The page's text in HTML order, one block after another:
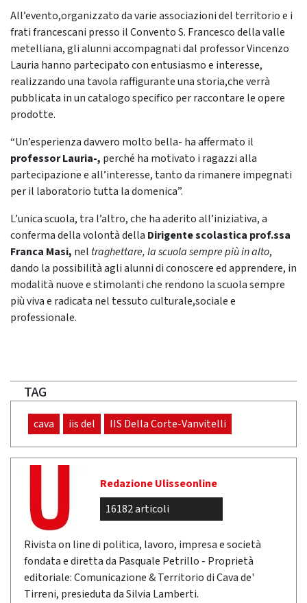
All’evento,organizzato da varie associazioni del territorio e i
frati francescani presso il Convento S. Francesco della valle
metelliana, gli alunni accompagnati dal professor Vincenzo
Lauria hanno partecipato con entusiasmo e interesse,
realizzando una tavola raffigurante una storia,che verrà
pubblicata in un catalogo specifico per raccontare le opere
prodotte.
“Un’esperienza davvero molto bella- ha affermato il
professor Lauria-, perché ha motivato i ragazzi alla
partecipazione e all’interesse, tanto da rimanere impegnati
per il laboratorio tutta la domenica”.
L’unica scuola, tra l’altro, che ha aderito all’iniziativa, a
conferma della volontà della Dirigente scolastica prof.ssa
Franca Masi, nel traghettare, la scuola sempre più in alto,
dando la possibilità agli alunni di conoscere ed apprendere, in
modalità nuove e stimolanti che rendono la scuola sempre
più viva e radicata nel tessuto culturale,sociale e
professionale.
TAG
cava iis del IIS Della Corte-Vanvitelli
Redazione Ulisseonline
16182 articoli
Rivista on line di politica, lavoro, impresa e società
fondata e diretta da Pasquale Petrillo - Proprietà
editoriale: Comunicazione & Territorio di Cava de'
Tirreni, presieduta da Silvia Lamberti.